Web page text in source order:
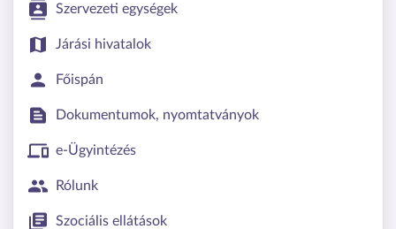
Szervezeti egységek
Járási hivatalok
Főispán
Dokumentumok, nyomtatványok
e-Ügyintézés
Rólunk
Szociális ellátások